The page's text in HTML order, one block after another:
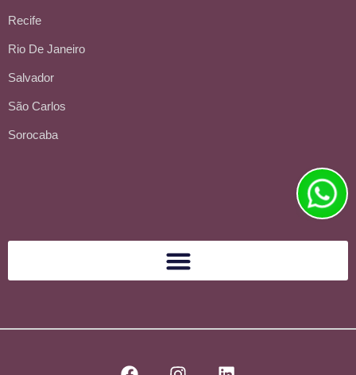
Recife
Rio De Janeiro
Salvador
São Carlos
Sorocaba